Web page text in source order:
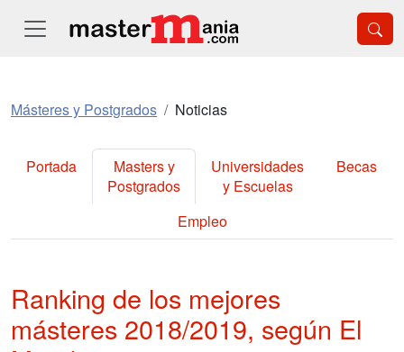
Másteres y Postgrados Noticias
Portada
Masters y
Postgrados
Universidades
y Escuelas
Becas
Empleo
Ranking de los mejores
másteres 2018/2019, según El